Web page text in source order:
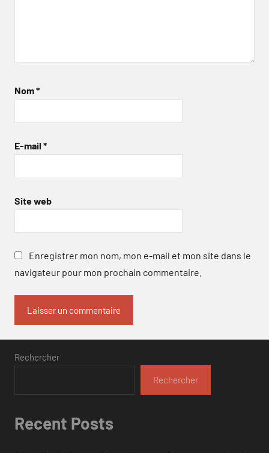
Nom*
E-mail *
Site web
Enregistrer mon nom, mon e-mail et mon site dans le
navigateur pour mon prochain commentaire.
Rechercher
Rechercher
Recent Posts